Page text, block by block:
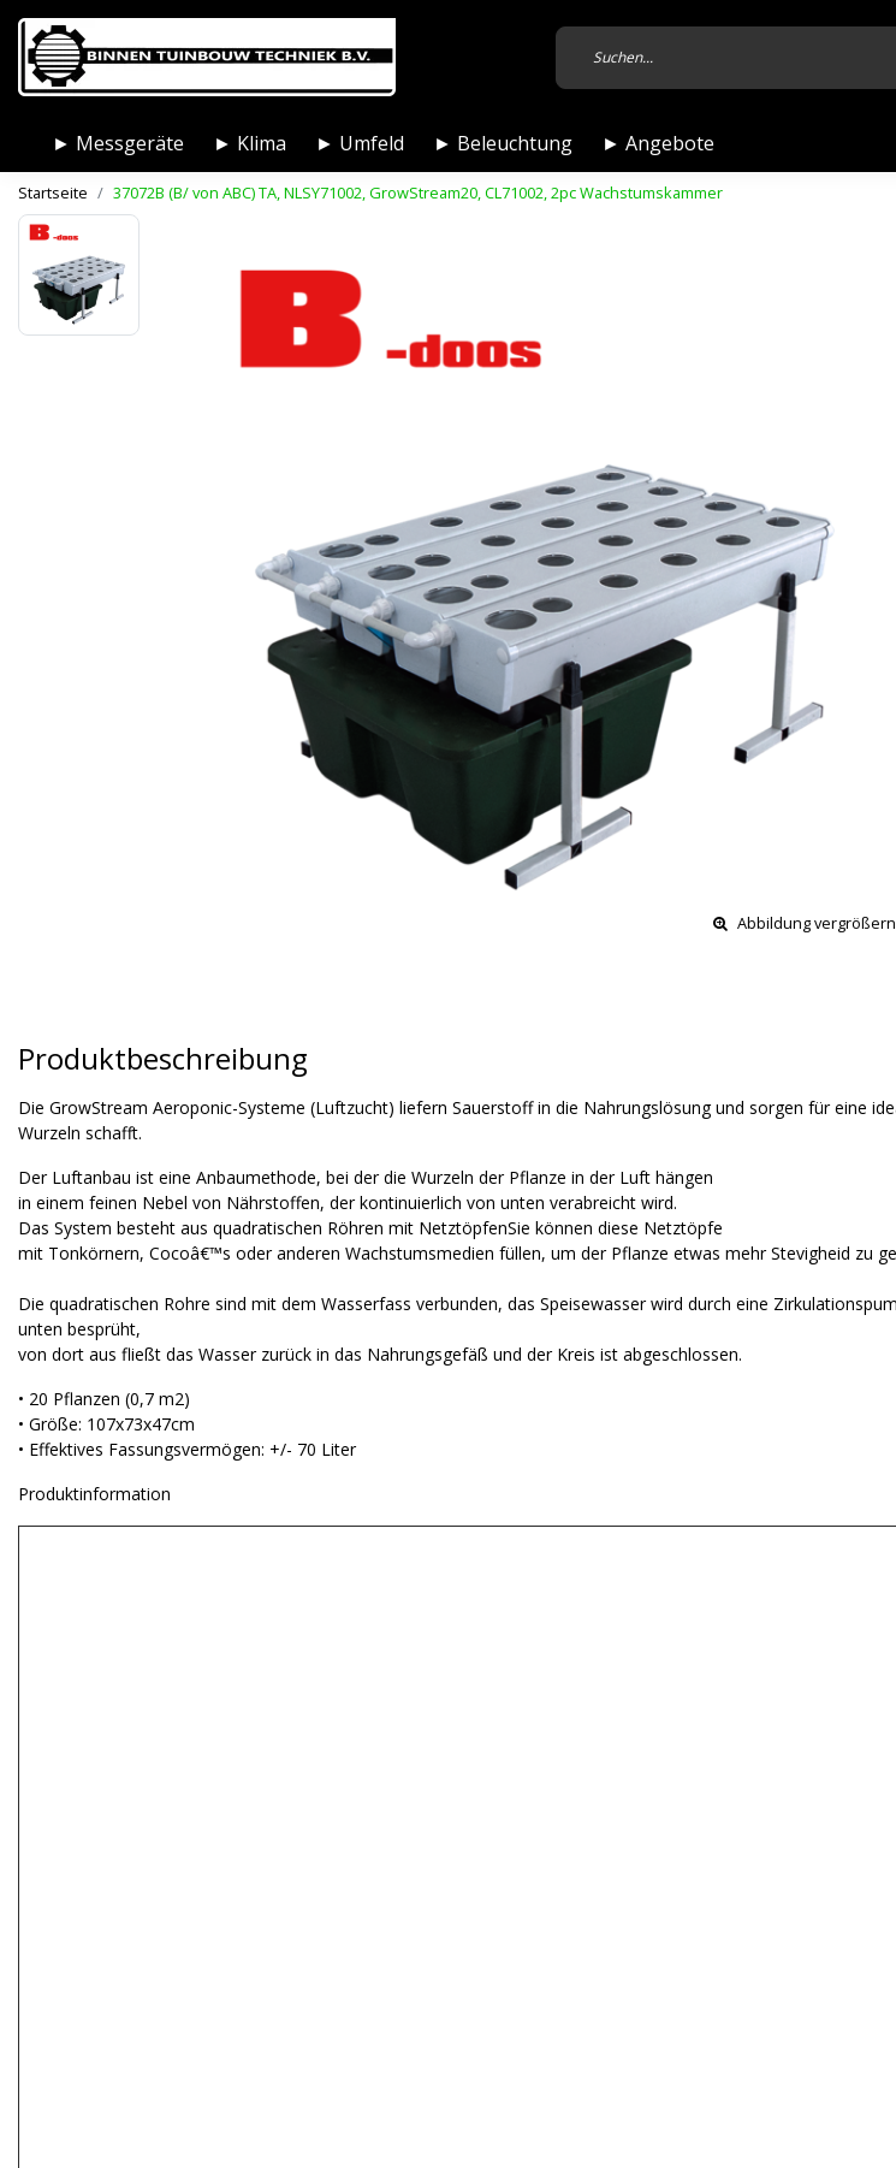
► Messgeräte ► Klima ► Umfeld ► Beleuchtung ► Angebote
Startseite 37072B (B/ von ABC) TA, NLSY71002, GrowStream20, CL71002, 2pc Wachstumskammer
Abbildung vergrößern
Produktbeschreibung
Die GrowStream Aeroponic-Systeme (Luftzucht) liefern Sauerstoff in die Nahrungslösung und sorgen für eine
Wurzeln schafft.
Der Luftanbau ist eine Anbaumethode, bei der die Wurzeln der Pflanze in der Luft hängen
in einem feinen Nebel von Nährstoffen, der kontinuierlich von unten verabreicht wird.
Das System besteht aus quadratischen Röhren mit NetztöpfenSie können diese Netztöpfe
mit Tonkörnern, Cocoâ€™s oder anderen Wachstumsmedien füllen, um der Pflanze etwas mehr Stevigheid zu
Die quadratischen Rohre sind mit dem Wasserfass verbunden, das Speisewasser wird durch eine
unten besprüht,
von dort aus fließt das Wasser zurück in das Nahrungsgefäß und der Kreis ist abgeschlossen.
• 20 Pflanzen (0,7 m2)
• Größe: 107x73x47cm
• Effektives Fassungsvermögen: +/- 70 Liter
Produktinformation